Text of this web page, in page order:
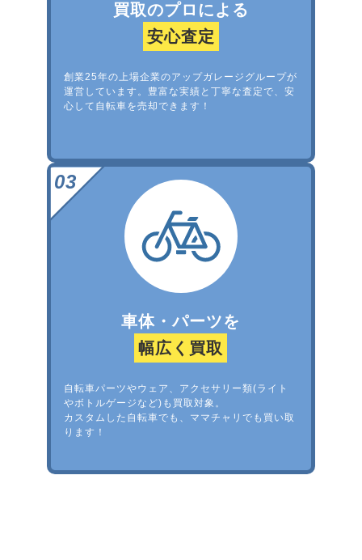
買取のプロによる
安心査定
創業25年の上場企業のアップガレージグループが
運営しています。豊富な実績と丁寧な査定で、安
心して自転車を売却できます！
車体・パーツを
幅広く買取
自転車パーツやウェア、アクセサリー類(ライト
やボトルゲージなど)も買取対象。
カスタムした自転車でも、ママチャリでも買い取
ります！